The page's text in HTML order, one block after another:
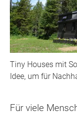
Tiny Houses mit
Idee, um für
Für viele